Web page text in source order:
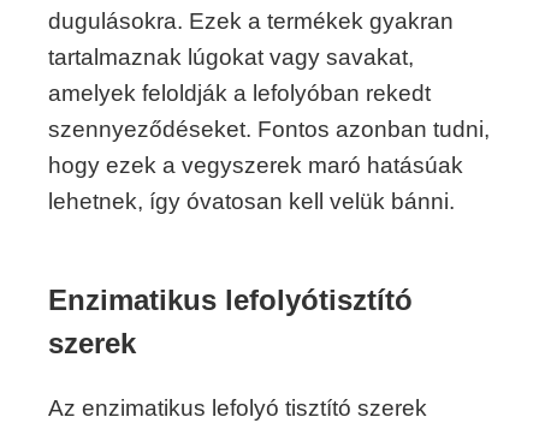
dugulásokra. Ezek a termékek gyakran
tartalmaznak lúgokat vagy savakat,
amelyek feloldják a lefolyóban rekedt
szennyeződéseket. Fontos azonban tudni,
hogy ezek a vegyszerek maró hatásúak
lehetnek, így óvatosan kell velük bánni.
Enzimatikus lefolyótisztító
szerek
Az enzimatikus lefolyó tisztító szerek